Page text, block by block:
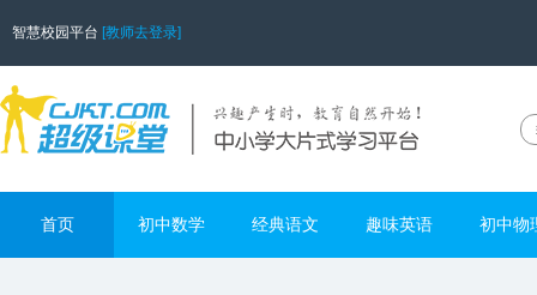
智慧校园平台 [教师去登录]
首页 初中数学 经典语文 趣味英语 初中物